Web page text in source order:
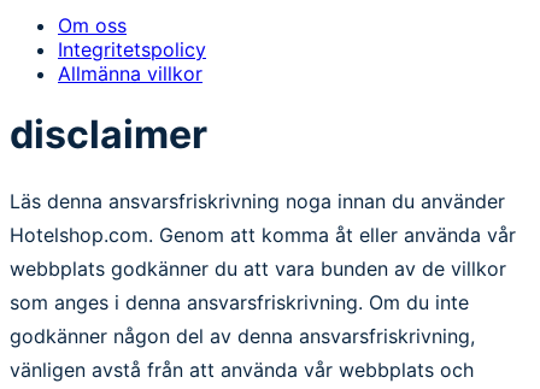
Om oss
Integritetspolicy
Allmänna villkor
disclaimer
Läs denna ansvarsfriskrivning noga innan du använder
Hotelshop.com. Genom att komma åt eller använda vår
webbplats godkänner du att vara bunden av de villkor
som anges i denna ansvarsfriskrivning. Om du inte
godkänner någon del av denna ansvarsfriskrivning,
vänligen avstå från att använda vår webbplats och